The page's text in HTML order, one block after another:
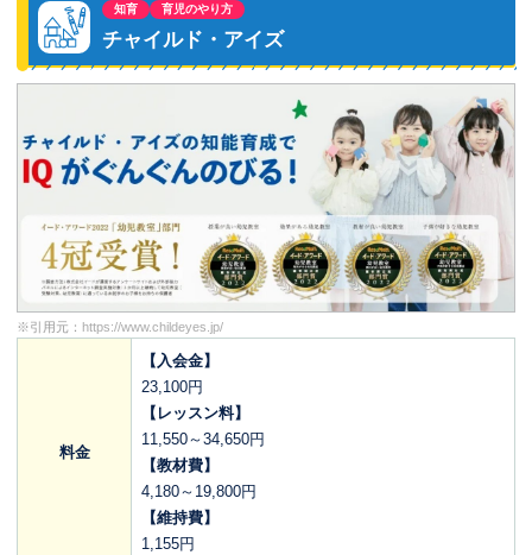
知育 育児のやり方
チャイルド・アイズ
※引用元： https://www.childeyes.jp/
料金
【入会金】
23,100円
【レッスン料】
11,550～34,650円
【教材費】
4,180～19,800円
【維持費】
1,155円